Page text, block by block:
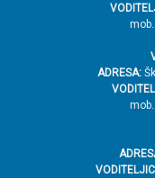
ADRESA: